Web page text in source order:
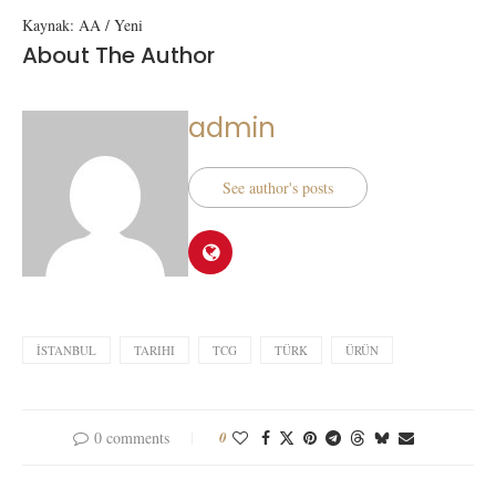
Kaynak: AA / Yeni
About The Author
admin
See author's posts
İSTANBUL TARIHI TCG TÜRK ÜRÜN
0 comments 0